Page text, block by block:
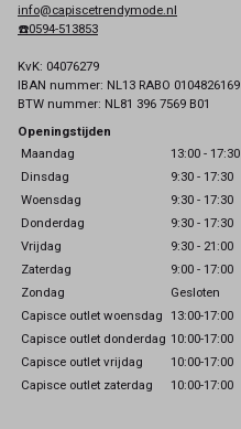
info@capiscetrendymode.nl
☎️0594-513853
KvK: 04076279
IBAN nummer: NL13 RABO 0104826169
BTW nummer: NL81 396 7569 B01
Openingstijden
Maandag
13:00 - 17:30
Dinsdag
9:30 - 17:30
Woensdag
9:30 - 17:30
Donderdag
9:30 - 17:30
Vrijdag
9:30 - 21:00
Zaterdag
9:00 - 17:00
Zondag
Gesloten
Capisce outlet woensdag 13:00-17:00
Capisce outlet donderdag 10:00-17:00
Capisce outlet vrijdag
10:00-17:00
Capisce outlet zaterdag
10:00-17:00